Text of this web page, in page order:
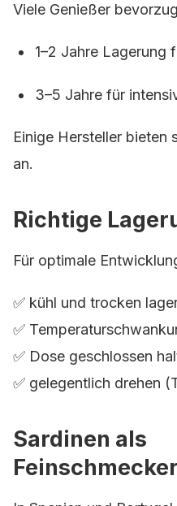
Viele Genießer
1–2 Jahre Lagerung
3–5 Jahre für
Einige Hersteller bieten
an.
Richtige
Für optimale
✅ kühl und trocken
✅
✅ Dose geschlossen
✅ gelegentlich drehen
Sardinen als